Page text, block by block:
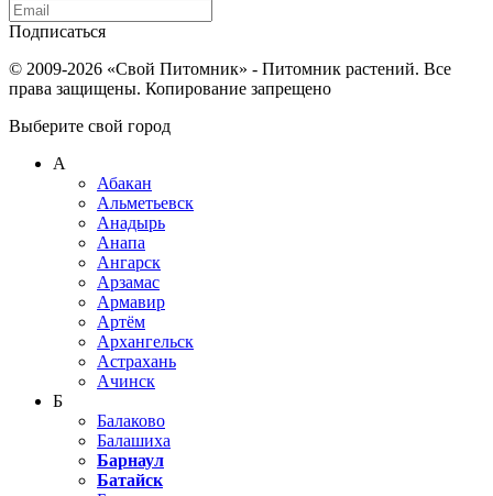
Подписаться
© 2009-2026 «Свой Питомник» - Питомник растений. Все
права защищены. Копирование запрещено
Выберите свой город
А
Абакан
Альметьевск
Анадырь
Анапа
Ангарск
Арзамас
Армавир
Артём
Архангельск
Астрахань
Ачинск
Б
Балаково
Балашиха
Барнаул
Батайск